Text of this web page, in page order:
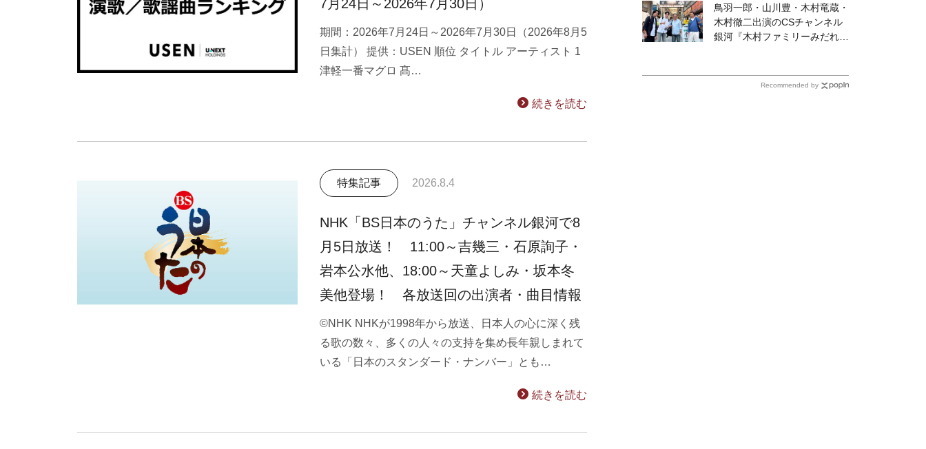
7月24日～2026年7月30日）
期間：2026年7月24日～2026年7月30日（2026年8月5
日集計） 提供：USEN 順位 タイトル アーティスト 1
津軽一番マグロ 髙…
続きを読む
特集記事 2026.8.4
NHK「BS日本のうた」チャンネル銀河で8
月5日放送！ 11:00～吉幾三・石原詢子・
岩本公水他、18:00～天童よしみ・坂本冬
美他登場！ 各放送回の出演者・曲目情報
©NHK NHKが1998年から放送、日本人の心に深く残
る歌の数々、多くの人々の支持を集め長年親しまれて
いる「日本のスタンダード・ナンバー」とも…
続きを読む
鳥羽一郎・山川豊・木村竜蔵・
木村徹二出演のCSチャンネル
銀河『木村ファミリーみだれ旅
Recommended by